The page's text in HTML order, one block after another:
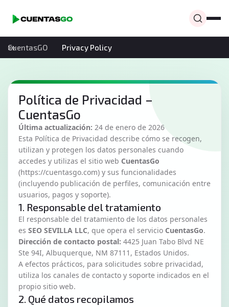
CuentasGO Privacy Policy
Política de Privacidad –
CuentasGo
Última actualización: 24 de enero de 2026
Esta Política de Privacidad describe cómo se recogen,
utilizan y protegen los datos personales cuando
accedes y utilizas el sitio web CuentasGo
(https://cuentasgo.com) y sus funcionalidades
(incluyendo publicación de perfiles, comunicación entre
usuarios, pagos y soporte).
1. Responsable del tratamiento
El responsable del tratamiento de los datos personales
es SEO SEVILLA LLC, que opera el servicio CuentasGo.
Dirección de contacto postal: 4425 Juan Tabo Blvd NE
Ste 94I, Albuquerque, NM 87111, Estados Unidos.
A efectos prácticos, para solicitudes sobre privacidad,
utiliza los canales de contacto y soporte indicados en el
propio sitio web.
2. Qué datos recopilamos